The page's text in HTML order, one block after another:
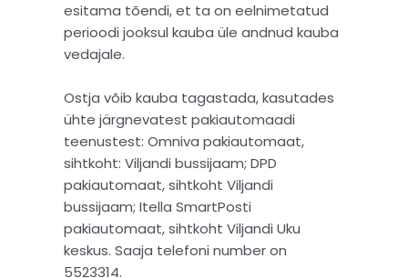
esitama tõendi, et ta on eelnimetatud
perioodi jooksul kauba üle andnud kauba
vedajale.
Ostja võib kauba tagastada, kasutades
ühte järgnevatest pakiautomaadi
teenustest: Omniva pakiautomaat,
sihtkoht: Viljandi bussijaam; DPD
pakiautomaat, sihtkoht Viljandi
bussijaam; Itella SmartPosti
pakiautomaat, sihtkoht Viljandi Uku
keskus. Saaja telefoni number on
5523314.